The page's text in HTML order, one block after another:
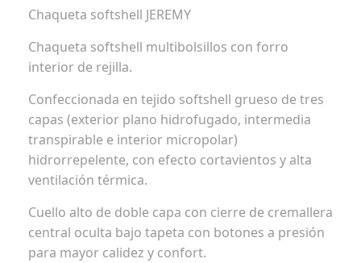
Chaqueta softshell JEREMY
Chaqueta softshell multibolsillos con forro
interior de rejilla.
Confeccionada en tejido softshell grueso de tres
capas (exterior plano hidrofugado, intermedia
transpirable e interior micropolar)
hidrorrepelente, con efecto cortavientos y alta
ventilación térmica.
Cuello alto de doble capa con cierre de cremallera
central oculta bajo tapeta con botones a presión
para mayor calidez y confort.